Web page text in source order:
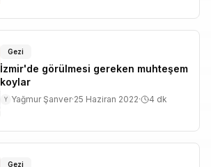
Gezi
İzmir'de görülmesi gereken muhteşem
koylar
Y Yağmur Şanver·25 Haziran 2022· 4 dk
Gezi